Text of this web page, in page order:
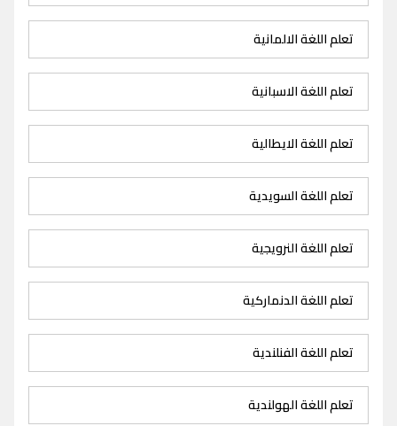
تعلم اللغة الالمانية
تعلم اللغة الاسبانية
تعلم اللغة الايطالية
تعلم اللغة السويدية
تعلم اللغة النرويجية
تعلم اللغة الدنماركية
تعلم اللغة الفنلندية
تعلم اللغة الهولندية